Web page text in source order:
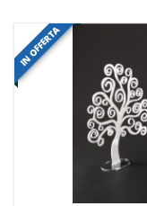
IN OFFERTA